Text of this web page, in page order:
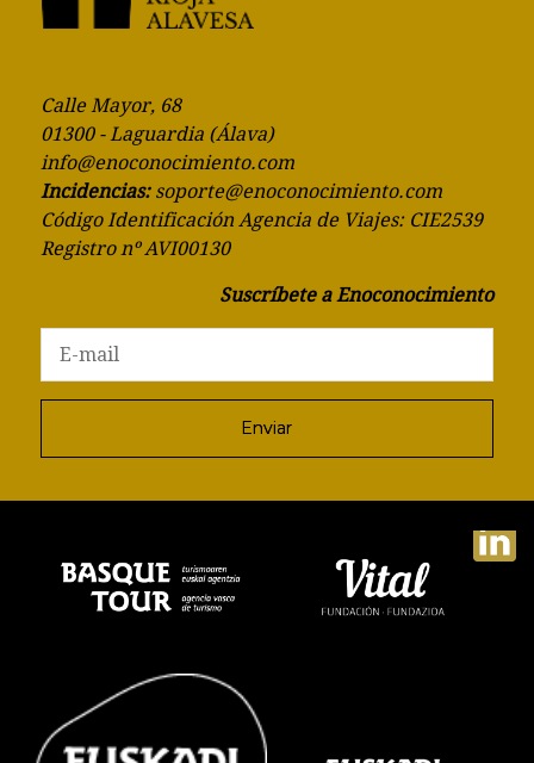
Calle Mayor, 68
01300 - Laguardia (Álava)
info@enoconocimiento.com
Incidencias: soporte@enoconocimiento.com
Código Identificación Agencia de Viajes: CIE2539
Registro nº AVI00130
Suscríbete a Enoconocimiento